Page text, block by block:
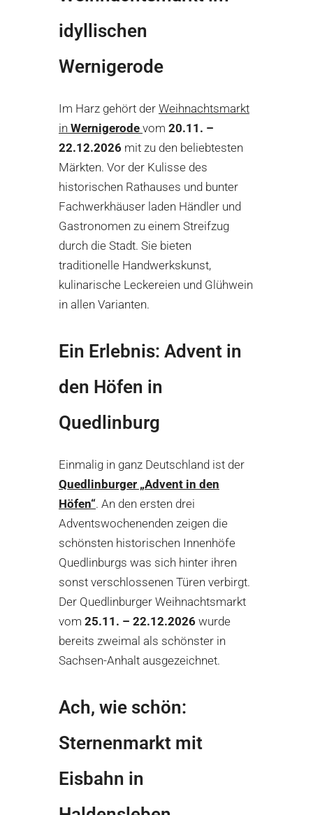
idyllischen
Wernigerode
Im Harz gehört der Weihnachtsmarkt
in Wernigerode vom 20.11. –
22.12.2026 mit zu den beliebtesten
Märkten. Vor der Kulisse des
historischen Rathauses und bunter
Fachwerkhäuser laden Händler und
Gastronomen zu einem Streifzug
durch die Stadt. Sie bieten
traditionelle Handwerkskunst,
kulinarische Leckereien und Glühwein
in allen Varianten.
Ein Erlebnis: Advent in
den Höfen in
Quedlinburg
Einmalig in ganz Deutschland ist der
Quedlinburger „Advent in den
Höfen“. An den ersten drei
Adventswochenenden zeigen die
schönsten historischen Innenhöfe
Quedlinburgs was sich hinter ihren
sonst verschlossenen Türen verbirgt.
Der Quedlinburger Weihnachtsmarkt
vom 25.11. – 22.12.2026 wurde
bereits zweimal als schönster in
Sachsen-Anhalt ausgezeichnet.
Ach, wie schön:
Sternenmarkt mit
Eisbahn in